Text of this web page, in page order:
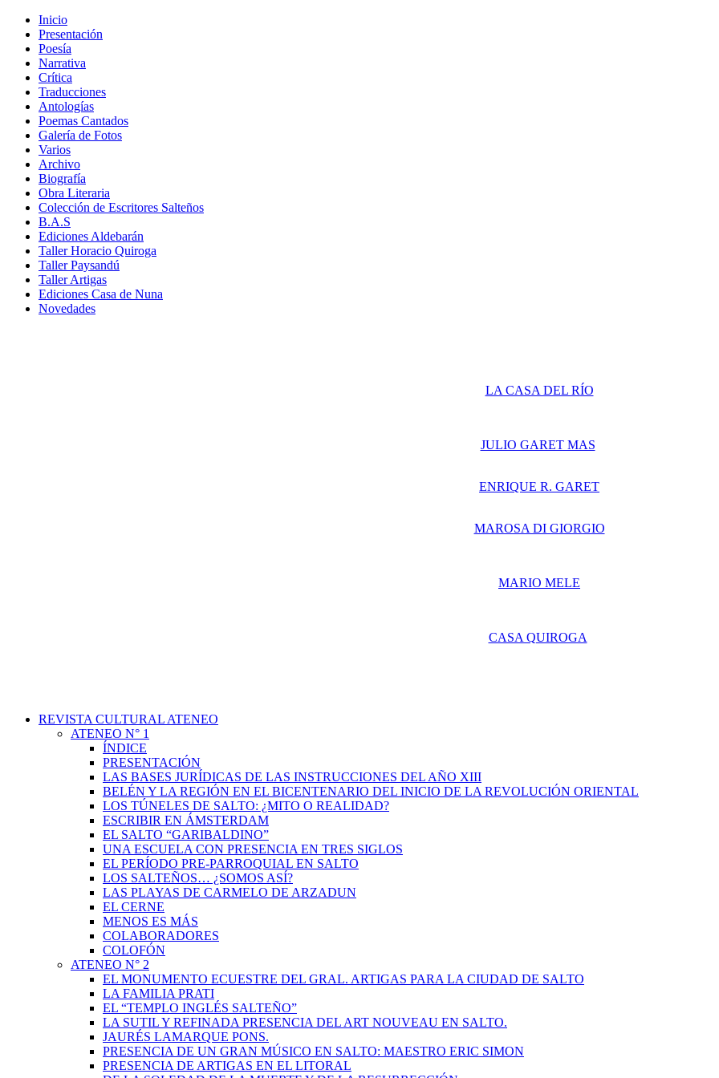
Inicio
Presentación
Poesía
Narrativa
Crítica
Traducciones
Antologías
Poemas Cantados
Galería de Fotos
Varios
Archivo
Biografía
Obra Literaria
Colección de Escritores Salteños
B.A.S
Ediciones Aldebarán
Taller Horacio Quiroga
Taller Paysandú
Taller Artigas
Ediciones Casa de Nuna
Novedades
LA CASA DEL RÍO
JULIO GARET MAS
ENRIQUE R. GARET
MAROSA DI GIORGIO
MARIO MELE
CASA QUIROGA
REVISTA CULTURAL ATENEO
ATENEO N° 1
ÍNDICE
PRESENTACIÓN
LAS BASES JURÍDICAS DE LAS INSTRUCCIONES DEL AÑO XIII
BELÉN Y LA REGIÓN EN EL BICENTENARIO DEL INICIO DE LA REVOLUCIÓN ORIENTAL
LOS TÚNELES DE SALTO: ¿MITO O REALIDAD?
ESCRIBIR EN ÁMSTERDAM
EL SALTO “GARIBALDINO”
UNA ESCUELA CON PRESENCIA EN TRES SIGLOS
EL PERÍODO PRE-PARROQUIAL EN SALTO
LOS SALTEÑOS… ¿SOMOS ASÍ?
LAS PLAYAS DE CARMELO DE ARZADUN
EL CERNE
MENOS ES MÁS
COLABORADORES
COLOFÓN
ATENEO N° 2
EL MONUMENTO ECUESTRE DEL GRAL. ARTIGAS PARA LA CIUDAD DE SALTO
LA FAMILIA PRATI
EL “TEMPLO INGLÉS SALTEÑO”
LA SUTIL Y REFINADA PRESENCIA DEL ART NOUVEAU EN SALTO.
JAURÉS LAMARQUE PONS.
PRESENCIA DE UN GRAN MÚSICO EN SALTO: MAESTRO ERIC SIMON
PRESENCIA DE ARTIGAS EN EL LITORAL